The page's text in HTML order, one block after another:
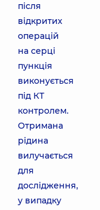
після
відкритих
операцій
на серці
пункція
виконується
під КТ
контролем.
Отримана
рідина
вилучається
для
дослідження,
у випадку